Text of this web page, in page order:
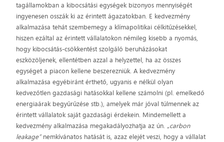
tagállamokban a kibocsátási egységek bizonyos mennyiségét
ingyenesen osszák ki az érintett ágazatokban. E kedvezmény
alkalmazása tehát szembemegy a klímapolitikai célkitűzésekkel,
hiszen ezáltal az érintett vállalatokon némileg kisebb a nyomás,
hogy kibocsátás-csökkentést szolgáló beruházásokat
eszközöljenek, ellentétben azzal a helyzettel, ha az összes
egységet a piacon kellene beszerezniük. A kedvezmény
alkalmazása egyébiránt érthető, ugyanis e nélkül olyan
kedvezőtlen gazdasági hatásokkal kellene számolni (pl. emelkedő
energiaárak begyűrűzése stb.), amelyek már jóval túlmennek az
érintett vállalatok saját gazdasági érdekein. Mindemellett a
kedvezmény alkalmazása megakadályozhatja az ún. „carbon
leakage”nemkívánatos hatását is, azaz elejét veszi, hogy a vállalat